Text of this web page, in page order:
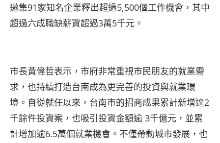
邀集91家知名企業釋出超過5,500個工作機會，其中
超過六成職缺薪資超過3萬5千元。
市長黃偉哲表示，市府非常重視市民朋友的就業需
求，也持續打造台南成為更完善的投資與就業環
境。自從就任以來，台南市的招商成果累計新增達2
千餘件投資案，也吸引投資金額逾 3千億元，並累
計增加逾6.5萬個就業機會。不僅帶動城市發展，也